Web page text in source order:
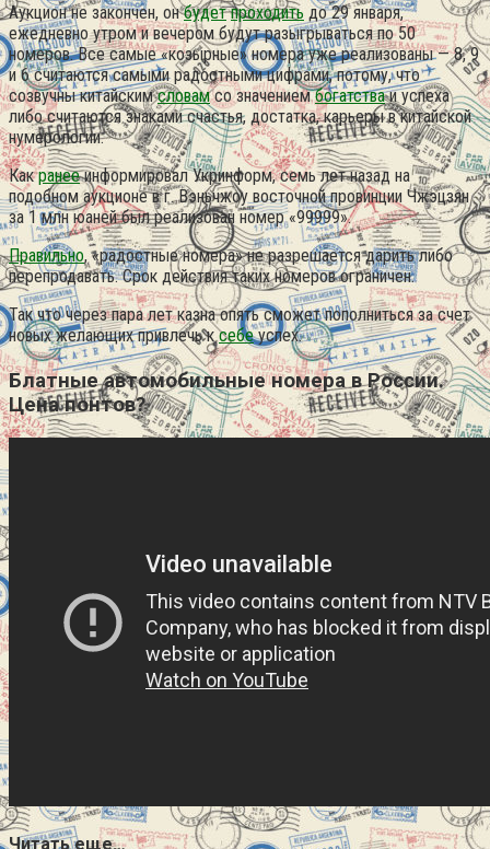
Аукцион не закончен, онбудет проходить до 29 января,
ежедневно утром и вечером будут разыгрываться по 50
номеров. Все самые «козырные» номера уже реализованы — 8, 9
и 6 считаются самыми радостными цифрами, потому, что
созвучны китайскимсловамсо значениембогатстваи успеха
либо считаются знаками счастья, достатка, карьеры в китайской
нумерологии.
Какранееинформировал Укринформ, семь лет назад на
подобном аукционе в г. Вэньчжоу восточной провинции Чжэцзян
за 1 млн юаней был реализован номер «99999».
Правильно, «радостные номера» не разрешается дарить либо
перепродавать. Срок действия таких номеров ограничен.
Так что через пара лет казна опять сможет пополниться за счет
новых желающих привлечь ксебеуспех.
Блатные автомобильные номера в России.
Цена понтов?
Читать еще…